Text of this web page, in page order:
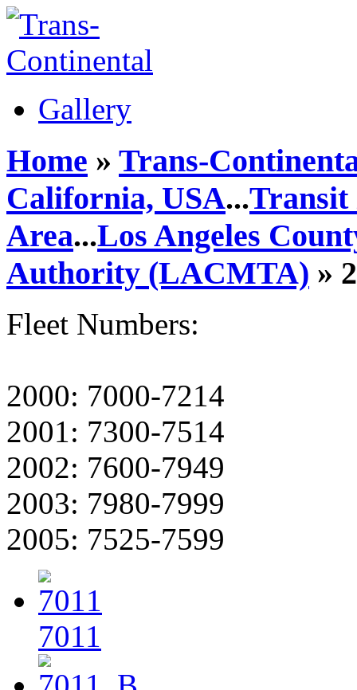
Gallery
Home » Trans-
California, USA...Transit
Area...Los Angeles
Authority (LACMTA) »
Fleet Numbers:
2000: 7000-7214
2001: 7300-7514
2002: 7600-7949
2003: 7980-7999
2005: 7525-7599
7011